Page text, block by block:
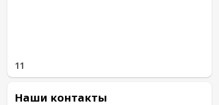
11
Наши контакты